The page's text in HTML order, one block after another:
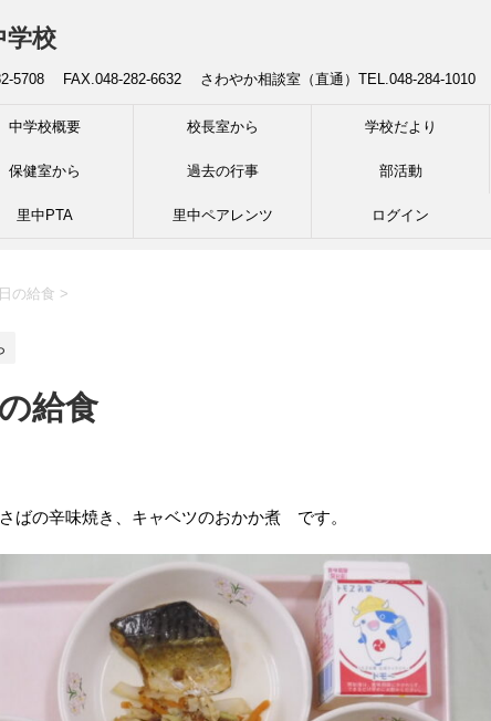
学校
5708 FAX.048-282-6632 さわやか相談室（直通）TEL.048-284-1010
中学校概要 校長室から 学校だより
保健室から 過去の行事 部活動
里中PTA 里中ペアレンツ ログイン
の給食 >
給食
ばの辛味焼き、キャベツのおかか煮 です。